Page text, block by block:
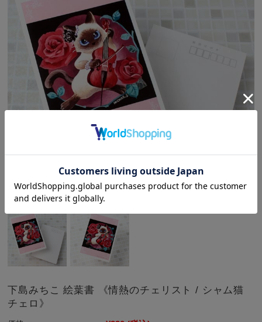
下島みちこ 絵葉書 《情熱のチェリスト / シャム猫
チェロ》